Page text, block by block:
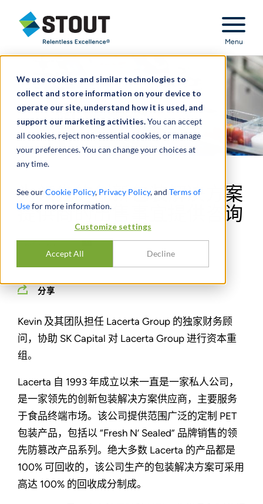
We use cookies and similar technologies to
collect and store information on your device to
operate our site, understand how it is used, and
support our marketing activities.You can accept
all cookies, reject non-essential cookies, or manage
your preferences. You can change your choices at
any time.
See ourCookie Policy, Privacy Policy, and Terms of
Usefor more information.
Customize settings
Accept All Decline
Stout Relentless Excellence
Menu
为领先的创新包装解决方案
提供商的出售事宜提供咨询
分享
Kevin 及其团队担任 Lacerta Group 的独家财务顾
问，协助 SK Capital 对 Lacerta Group 进行资本重
组。
Lacerta 自 1993 年成立以来一直是一家私人公司，
是一家领先的创新包装解决方案供应商，主要服务
于食品终端市场。该公司提供范围广泛的定制 PET
包装产品，包括以 “Fresh N’ Sealed” 品牌销售的领
先防篡改产品系列。绝大多数 Lacerta 的产品都是
100% 可回收的，该公司生产的包装解决方案可采用
高达 100% 的回收成分制成。